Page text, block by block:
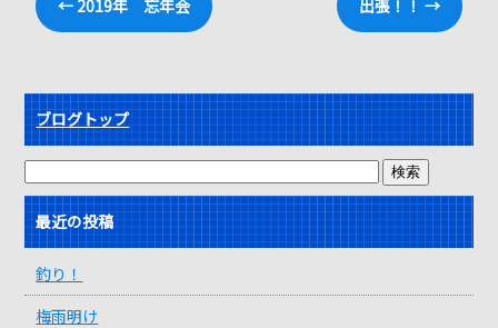
← 2019年 忘年会 出張！！ →
ブログトップ
最近の投稿
釣り！
梅雨明け